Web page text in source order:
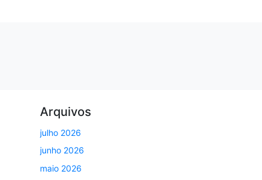
Arquivos
julho 2026
junho 2026
maio 2026